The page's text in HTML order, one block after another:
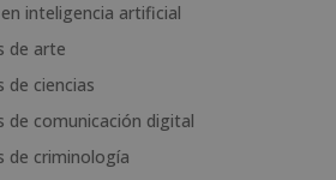
inteligencia artificial
de arte
de ciencias
de comunicación digital
de criminología